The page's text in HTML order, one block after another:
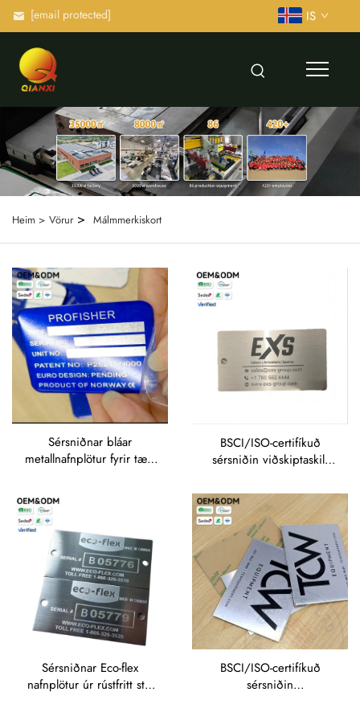
[email protected] IS
Heim > Vörur> Málmmerkiskort
Sérsniðnar bláar
metallnafnplötur fyrir tæki
CE-merkingu fyrir
sjóvarahugbúnað
BSCI/ISO-certifíkuð
sérsniðin viðskiptaskilt
tengiliðarupplýsingar fyrir
alþjóðlega framleiðendur
á tæknibúnaði
Sérsniðnar Eco-flex
nafnplötur úr rústfritt stál
BSCI/ISO-certifíkuð
sérsniðin